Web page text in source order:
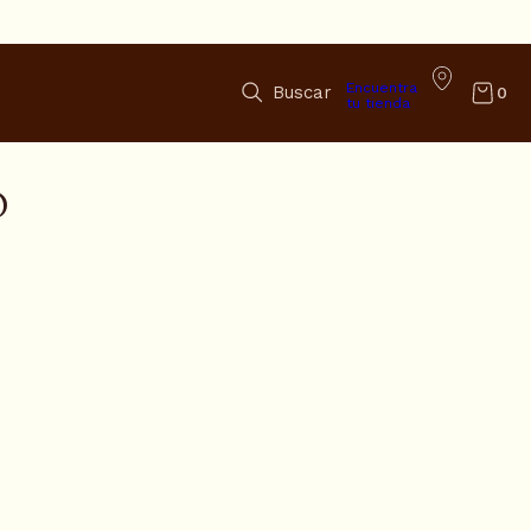
Buscar
Encuentra
tu tienda
0